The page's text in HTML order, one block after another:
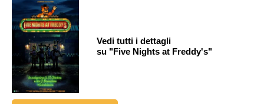
Vedi tutti i dettagli
su "Five Nights at Freddy's"